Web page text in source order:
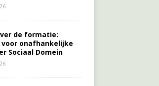
de formatie:
onafhankelijke
Sociaal Domein